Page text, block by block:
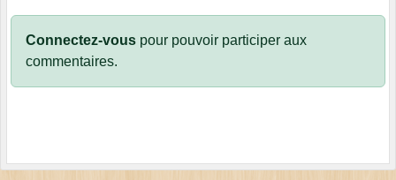
Connectez-vous pour pouvoir participer aux
commentaires.